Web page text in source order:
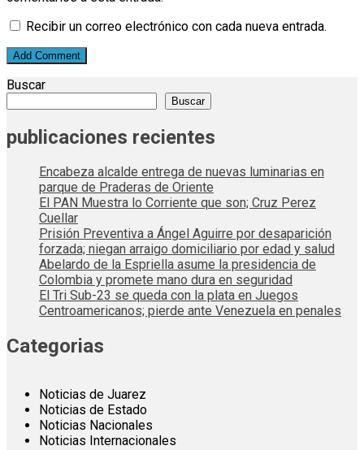
Recibir un correo electrónico con cada nueva entrada.
Buscar
Buscar
publicaciones recientes
Encabeza alcalde entrega de nuevas luminarias en
parque de Praderas de Oriente
El PAN Muestra lo Corriente que son; Cruz Perez
Cuellar
Prisión Preventiva a Ángel Aguirre por desaparición
forzada; niegan arraigo domiciliario por edad y salud
Abelardo de la Espriella asume la presidencia de
Colombia y promete mano dura en seguridad
El Tri Sub-23 se queda con la plata en Juegos
Centroamericanos; pierde ante Venezuela en penales
Categorias
Noticias de Juarez
Noticias de Estado
Noticias Nacionales
Noticias Internacionales